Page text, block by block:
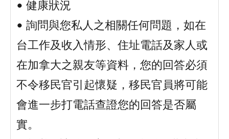
• 健康狀況
• 詢問與您私人之相關任何問題，如在
台工作及收入情形、住址電話及家人或
在加拿大之親友等資料，您的回答必須
不令移民官引起懷疑，移民官員將可能
會進一步打電話查證您的回答是否屬
實。